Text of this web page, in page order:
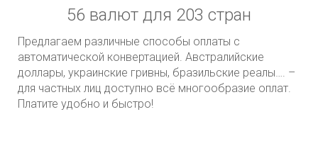
56 валют для 203 стран
Предлагаем различные способы оплаты с
автоматической конвертацией. Австралийские
доллары, украинские гривны, бразильские реалы…. –
для частных лиц доступно всё многообразие оплат.
Платите удобно и быстро!